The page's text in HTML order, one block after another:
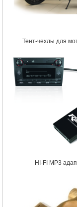
Тент-чехлы для
HI-FI MP3